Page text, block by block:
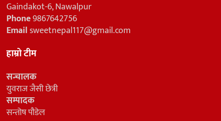
Gaindakot-6, Nawalpur
Phone9867642756
Emailsweetnepal117@gmail.com
हाम्रो टीम
सन्चालक
युवराज जैसी छेत्री
सम्पादक
सन्तोष पौडेल